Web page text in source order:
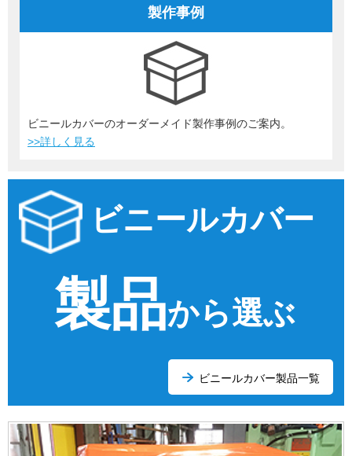
製作事例
ビニールカバーのオーダーメイド製作事例のご案内。
>>詳しく見る
ビニールカバー
製品から選ぶ
ビニールカバー製品一覧